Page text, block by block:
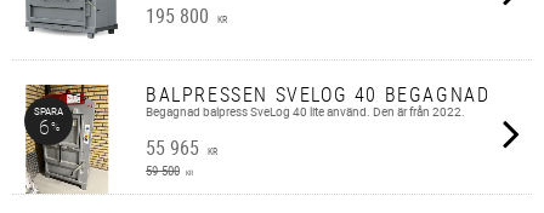
195 800 KR
BALPRESSEN SVELOG 40 BEGAGNAD
Begagnad balpress SveLog 40 lite använd. Den är från 2022.
55 965 KR
59 500 KR
SPARA
6%